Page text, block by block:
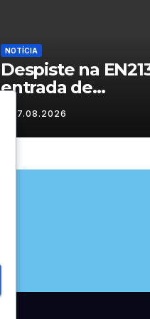
NOTÍCIA
Despiste na
entrada de
Vilarandelo
07.08.2026